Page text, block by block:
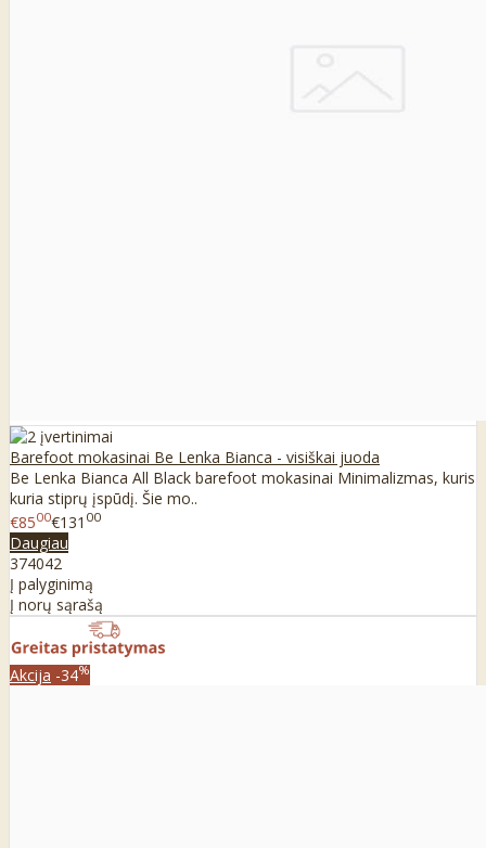
Barefoot mokasinai Be Lenka Bianca - visiškai juoda
Be Lenka Bianca All Black barefoot mokasinai Minimalizmas, kuris
kuria stiprų įspūdį. Šie mo..
€8500€131 00
Daugiau
374042
Į palyginimą
Į norų sąrašą
Akcija -34%